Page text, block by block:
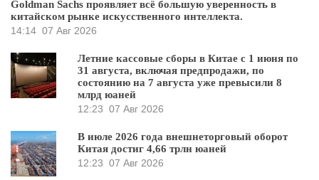
Goldman Sachs проявляет всё большую уверенность в
китайском рынке искусственного интеллекта.
14:14 07 Авг 2026
Летние кассовые сборы в Китае с 1 июня по
31 августа, включая предпродажи, по
состоянию на 7 августа уже превысили 8
млрд юаней
12:23 07 Авг 2026
В июле 2026 года внешнеторговый оборот
Китая достиг 4,66 трлн юаней
12:23 07 Авг 2026